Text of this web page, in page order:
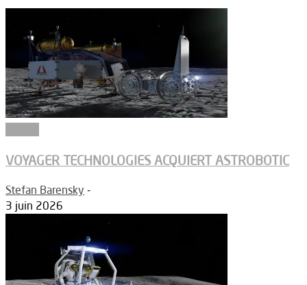
VOYAGER TECHNOLOGIES ACQUIERT ASTROBOTIC
Stefan Barensky -
3 juin 2026